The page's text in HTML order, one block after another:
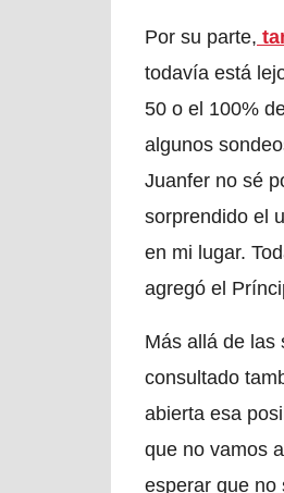
Por su parte,
todavía está
50 o el 100%
algunos
Juanfer no sé
sorprendido el
en mi lugar.
agregó el
Más allá de las
consultado
abierta esa
que no vamos
esperar que no